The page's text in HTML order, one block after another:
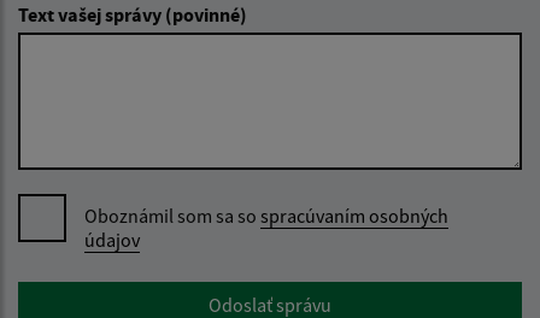
Text vašej správy (povinné)
Oboznámil som sa so spracúvaním osobných
údajov
Google reCaptcha ResponseOdoslať správu